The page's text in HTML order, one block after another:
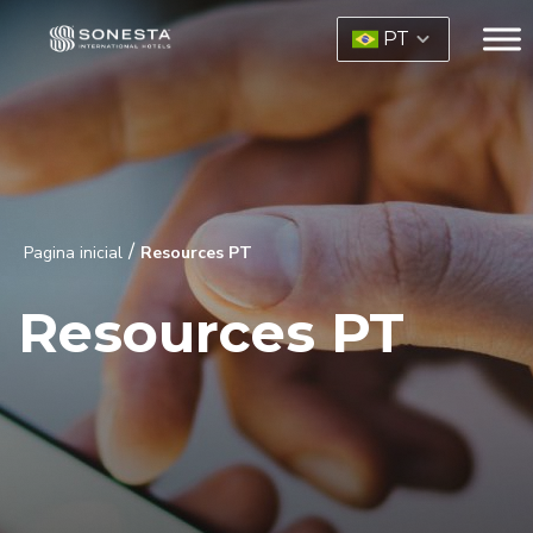
PT
Pagina inicial / Resources PT
Resources PT